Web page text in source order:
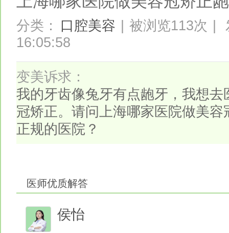
分类： 口腔美容 被浏览113次
16:05:58
变美诉求：
我的牙齿像兔牙有点龅牙，我想
冠矫正。请问上海哪家医院做美
正规的医院？
医师优质解答
侯怡